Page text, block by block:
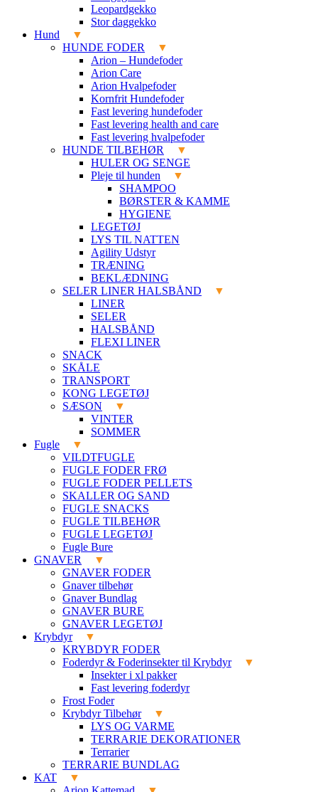
Leopardgekko
Stor daggekko
Hund
HUNDE FODER
Arion – Hundefoder
Arion Care
Arion Hvalpefoder
Kornfrit Hundefoder
Fast levering hundefoder
Fast levering health and care
Fast levering hvalpefoder
HUNDE TILBEHØR
HULER OG SENGE
Pleje til hunden
SHAMPOO
BØRSTER & KAMME
HYGIENE
LEGETØJ
LYS TIL NATTEN
Agility Udstyr
TRÆNING
BEKLÆDNING
SELER LINER HALSBÅND
LINER
SELER
HALSBÅND
FLEXI LINER
SNACK
SKÅLE
TRANSPORT
KONG LEGETØJ
SÆSON
VINTER
SOMMER
Fugle
VILDTFUGLE
FUGLE FODER FRØ
FUGLE FODER PELLETS
SKALLER OG SAND
FUGLE SNACKS
FUGLE TILBEHØR
FUGLE LEGETØJ
Fugle Bure
GNAVER
GNAVER FODER
Gnaver tilbehør
Gnaver Bundlag
GNAVER BURE
GNAVER LEGETØJ
Krybdyr
KRYBDYR FODER
Foderdyr & Foderinsekter til Krybdyr
Insekter i xl pakker
Fast levering foderdyr
Frost Foder
Krybdyr Tilbehør
LYS OG VARME
TERRARIE DEKORATIONER
Terrarier
TERRARIE BUNDLAG
KAT